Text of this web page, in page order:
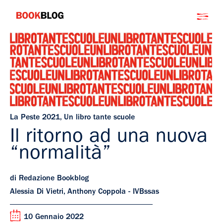
contenuto
Bookblog
La Peste 2021, Un libro tante scuole
Il ritorno ad una nuova
“normalità”
di Redazione Bookblog
Alessia Di Vietri, Anthony Coppola - IVBssas
10 Gennaio 2022